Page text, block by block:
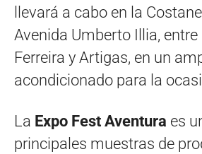
llevará a cabo en la
Avenida Umberto Illia,
Ferreira y Artigas, en un
acondicionado para la
La Expo Fest Aventura es
principales muestras de